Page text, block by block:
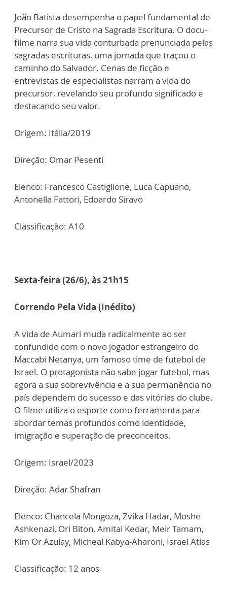
João Batista desempenha o papel fundamental de
Precursor de Cristo na Sagrada Escritura. O docu-
filme narra sua vida conturbada prenunciada pelas
sagradas escrituras, uma jornada que traçou o
caminho do Salvador. Cenas de ficção e
entrevistas de especialistas narram a vida do
precursor, revelando seu profundo significado e
destacando seu valor.
Origem: Itália/2019
Direção: Omar Pesenti
Elenco: Francesco Castiglione, Luca Capuano,
Antonella Fattori, Edoardo Siravo
Classificação: A10
Sexta-feira (26/6), às 21h15
Correndo Pela Vida (Inédito)
A vida de Aumari muda radicalmente ao ser
confundido com o novo jogador estrangeiro do
Maccabi Netanya, um famoso time de futebol de
Israel. O protagonista não sabe jogar futebol, mas
agora a sua sobrevivência e a sua permanência no
país dependem do sucesso e das vitórias do clube.
O filme utiliza o esporte como ferramenta para
abordar temas profundos como identidade,
imigração e superação de preconceitos.
Origem: Israel/2023
Direção: Adar Shafran
Elenco: Chancela Mongoza, Zvika Hadar, Moshe
Ashkenazi, Ori Biton, Amitai Kedar, Meir Tamam,
Kim Or Azulay, Micheal Kabya-Aharoni, Israel Atias
Classificação: 12 anos